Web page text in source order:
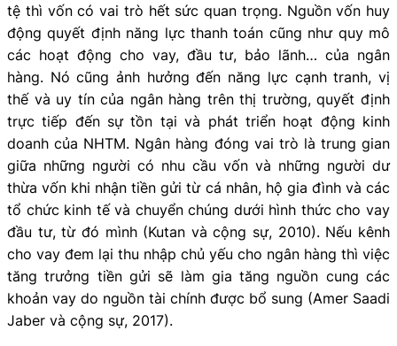
tệ thì vốn có vai trò hết sức quan trọng. Nguồn vốn huy
động quyết định năng lực thanh toán cũng như quy mô
các hoạt động cho vay, đầu tư, bảo lãnh… của ngân
hàng. Nó cũng ảnh hưởng đến năng lực cạnh tranh, vị
thế và uy tín của ngân hàng trên thị trường, quyết định
trực tiếp đến sự tồn tại và phát triển hoạt động kinh
doanh của NHTM. Ngân hàng đóng vai trò là trung gian
giữa những người có nhu cầu vốn và những người dư
thừa vốn khi nhận tiền gửi từ cá nhân, hộ gia đình và các
tổ chức kinh tế và chuyển chúng dưới hình thức cho vay
đầu tư, từ đó mình (Kutan và cộng sự, 2010). Nếu kênh
cho vay đem lại thu nhập chủ yếu cho ngân hàng thì việc
tăng trưởng tiền gửi sẽ làm gia tăng nguồn cung các
khoản vay do nguồn tài chính được bổ sung (Amer Saadi
Jaber và cộng sự, 2017).